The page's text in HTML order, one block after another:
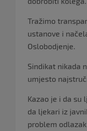
Tražimo
ustanove i
Oslobodjenje.
Sindikat nikada
umjesto
Kazao je i da
da ljekari iz
problem